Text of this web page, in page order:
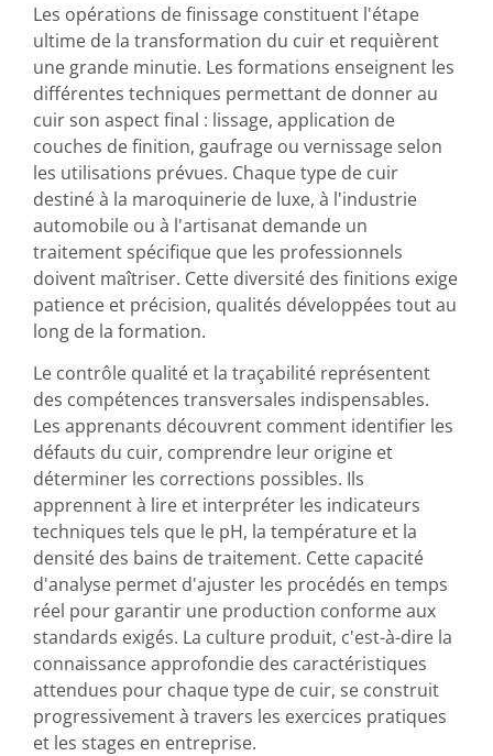
Les opérations de finissage constituent l'étape
ultime de la transformation du cuir et requièrent
une grande minutie. Les formations enseignent les
différentes techniques permettant de donner au
cuir son aspect final : lissage, application de
couches de finition, gaufrage ou vernissage selon
les utilisations prévues. Chaque type de cuir
destiné à la maroquinerie de luxe, à l'industrie
automobile ou à l'artisanat demande un
traitement spécifique que les professionnels
doivent maîtriser. Cette diversité des finitions exige
patience et précision, qualités développées tout au
long de la formation.
Le contrôle qualité et la traçabilité représentent
des compétences transversales indispensables.
Les apprenants découvrent comment identifier les
défauts du cuir, comprendre leur origine et
déterminer les corrections possibles. Ils
apprennent à lire et interpréter les indicateurs
techniques tels que le pH, la température et la
densité des bains de traitement. Cette capacité
d'analyse permet d'ajuster les procédés en temps
réel pour garantir une production conforme aux
standards exigés. La culture produit, c'est-à-dire la
connaissance approfondie des caractéristiques
attendues pour chaque type de cuir, se construit
progressivement à travers les exercices pratiques
et les stages en entreprise.